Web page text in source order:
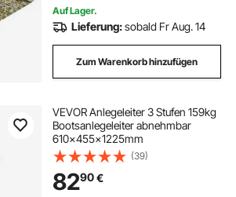
Auf Lager.
Lieferung:sobald Fr Aug. 14
Zum Warenkorb hinzufügen
VEVOR Anlegeleiter 3 Stufen 159​​kg
Bootsanlegeleiter abnehmbar
610x455x1225mm
(39)
8290€